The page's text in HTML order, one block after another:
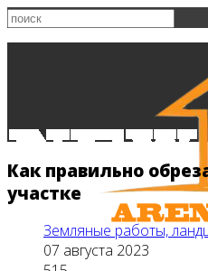
Как правильно
участке
Земляные работы,
07 августа 2023